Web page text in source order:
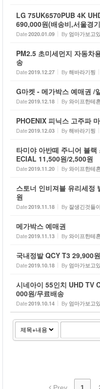
LG 75UK6570PUB 4K
690,000원(배송비,서울경
Date2020.01.09 By 엄마가보고
PM2.5 초미세먼지 자동차
송
Date2019.12.27 By 해바라기찡
G마켓 - 메가박스 예매권 /
Date2019.12.18 By 와이프한테
PHOENIX 피닉스 고주파
Date2019.12.03 By 해바라기찡
타미야 아반떼 주니어 블
ECIAL 11,500원/2,500원
Date2019.11.20 By 와이프한테
스토너 인비져블 유리세정
원
Date2019.11.18 By 잘생긴것들
메가박스 예매권
Date2019.11.13 By 와이프한테
국내정발 QCY T3 29,900
Date2019.10.18 By 엄마가보고
시네아이 55인치 UHD TV
000원/무료배송
Date2019.10.14 By 엄마가보고